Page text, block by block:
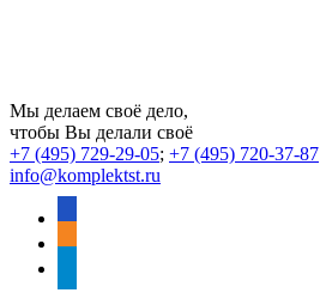
Мы делаем своё дело,
чтобы Вы делали своё
+7 (495) 729-29-05; +7 (495) 720-37-87
info@komplektst.ru